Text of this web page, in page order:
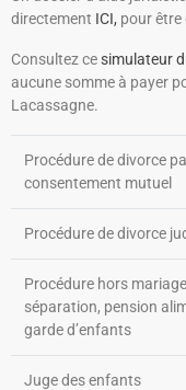
directement ICI, pour être
Consultez cesimulateur
aucune somme à payer
Lacassagne.
Procédure de divorce
consentement mutuel
Procédure de divorce
Procédure hors
séparation, pension
garde d’enfants
Juge des enfants